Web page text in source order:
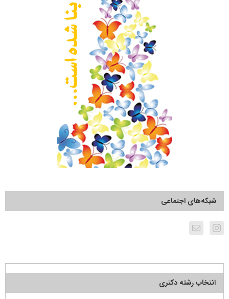
شبکه‌های اجتماعی
انتخاب رشته دکتری